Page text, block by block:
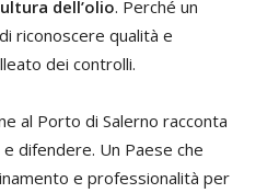
dell’olio. Perché un
riconoscere qualità e
dei controlli.
al Porto di Salerno racconta
difendere. Un Paese che
e professionalità per